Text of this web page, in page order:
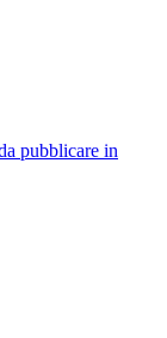
pubblicare in